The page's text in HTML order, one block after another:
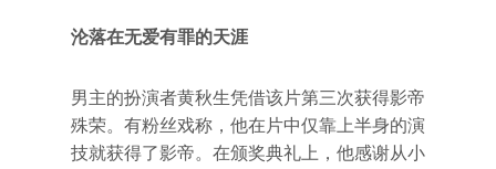
沦落在无爱有罪的天涯
男主的扮演者黄秋生凭借该片第三次获得影帝
殊荣。有粉丝戏称，他在片中仅靠上半身的演
技就获得了影帝。在颁奖典礼上，他感谢从小